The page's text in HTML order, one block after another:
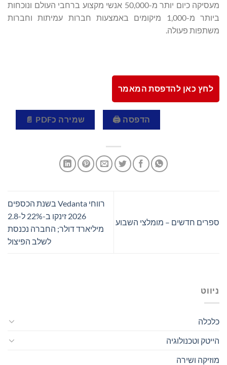
מעסיקה כיום יותר מ-50,000 אנשי מקצוע ברחבי העולם ונוכחות
ביותר מ-1,000 מיקומים באמצעות חברות עמיתות וחברות
משתפות פעולה.
לחץ כאן להדפסת המאמר
הדפסה 🖨 שמירה כPDF 📄
ספרים חדשים – מומלצי השבוע
רווחי Vedanta בשנת הכספים
2026 זינקו ב-22% ל-2.8
מיליארד דולר; החברה נכנסת
לשלב הפיצול
ניווט
כלכלה
הייטק וטכנולוגיה
מוזיקה ושירה